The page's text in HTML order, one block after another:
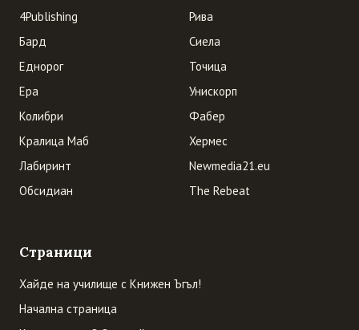
4Publishing
Бард
Еднорог
Ера
Колибри
Кралица Маб
Лабиринт
Обсидиан
Рива
Сиела
Точица
Унискорп
Фабер
Хермес
Newmedia21.eu
The Rebeat
Страници
Хайде на училище с Книжен Ъгъл!
Начална страница